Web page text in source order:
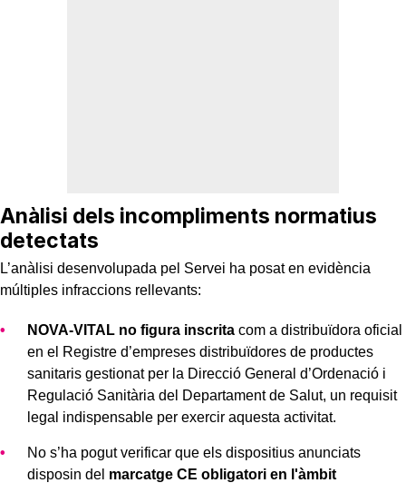
Anàlisi dels incompliments normatius
detectats
L’anàlisi desenvolupada pel Servei ha posat en evidència
múltiples infraccions rellevants:
NOVA-VITAL no figura inscrita com a distribuïdora oficial
en el Registre d’empreses distribuïdores de productes
sanitaris gestionat per la Direcció General d’Ordenació i
Regulació Sanitària del Departament de Salut, un requisit
legal indispensable per exercir aquesta activitat.
No s’ha pogut verificar que els dispositius anunciats
disposin del marcatge CE obligatori en l'àmbit